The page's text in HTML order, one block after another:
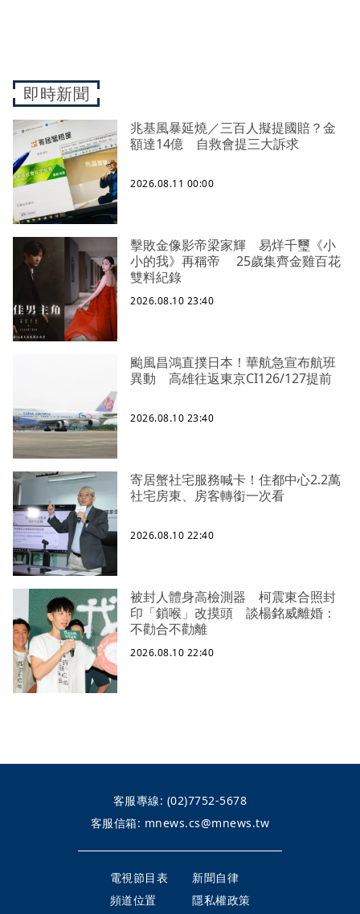
即時新聞
兆基風暴延燒／三百人擬提國賠？金
額達14億 自救會提三大訴求
2026.08.11 00:00
擊敗金像影帝梁家輝 易烊千璽《小
小的我》再稱帝 25歲集齊金雞百花
雙料紀錄
2026.08.10 23:40
颱風昌鴻直撲日本！華航急宣布航班
異動 高雄往返東京CI126/127提前
2026.08.10 23:40
寄居蟹社宅服務喊卡！住都中心2.2萬
社宅房東、房客轉銜一次看
2026.08.10 22:40
被封人體身高檢測器 柯震東合照封
印「鎖喉」改摸頭 談楊銘威離婚：
不勸合不勸離
2026.08.10 22:40
客服專線: (02)7752-5678
客服信箱: mnews.cs@mnews.tw
電視節目表
新聞自律
頻道位置
隱私權政策